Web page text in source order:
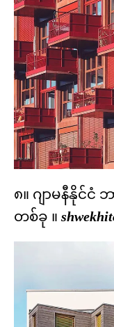
၈။ ဂျာမနီနို
တစ်ခု ။